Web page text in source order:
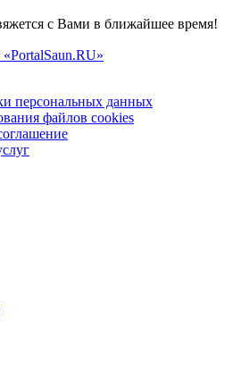
с Вами в ближайшее время!
персональных данных
файлов cookies